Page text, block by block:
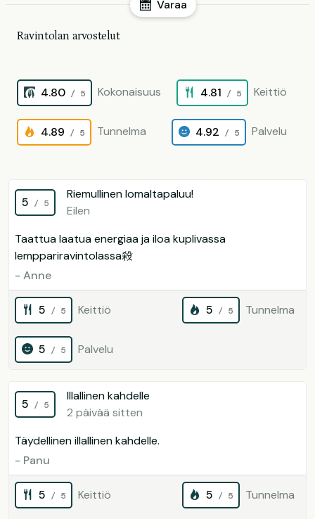
Varaa
Ravintolan arvostelut
4.80 / 5 Kokonaisuus 4.81 / 5 Keittiö
4.89 / 5 Tunnelma 4.92 / 5 Palvelu
5 / 5
Riemullinen lomaltapaluu!
Eilen
Taattua laatua energiaa ja iloa kuplivassa
lemppariravintolassa殺
- Anne
5 / 5 Keittiö 5 / 5 Tunnelma
5 / 5 Palvelu
5 / 5
Illallinen kahdelle
2 päivää sitten
Täydellinen illallinen kahdelle.
- Panu
5 / 5 Keittiö 5 / 5 Tunnelma